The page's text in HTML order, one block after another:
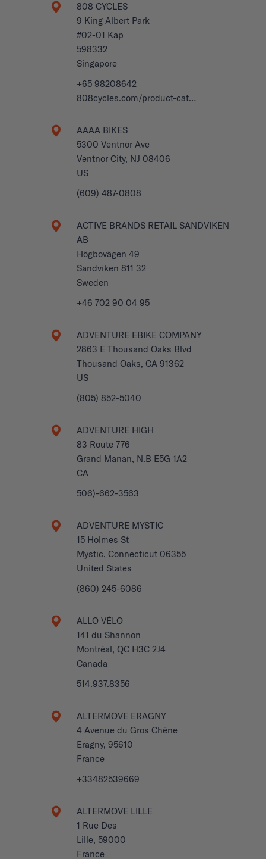
808 CYCLES
9 King Albert Park
#02-01 Kap
598332
Singapore
+65 98208642
808cycles.com/product-cat…
AAAA BIKES
5300 Ventnor Ave
Ventnor City, NJ 08406
US
(609) 487-0808
ACTIVE BRANDS RETAIL SANDVIKEN
AB
Högbovägen 49
Sandviken 811 32
Sweden
+46 702 90 04 95
ADVENTURE EBIKE COMPANY
2863 E Thousand Oaks Blvd
Thousand Oaks, CA 91362
US
(805) 852-5040
ADVENTURE HIGH
83 Route 776
Grand Manan, N.B E5G 1A2
CA
506)-662-3563
ADVENTURE MYSTIC
15 Holmes St
Mystic, Connecticut 06355
United States
(860) 245-6086
ALLO VÉLO
141 du Shannon
Montréal, QC H3C 2J4
Canada
514.937.8356
ALTERMOVE ERAGNY
4 Avenue du Gros Chêne
Eragny, 95610
France
+33482539669
ALTERMOVE LILLE
1 Rue Des
Lille, 59000
France